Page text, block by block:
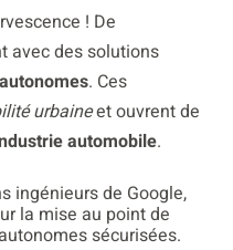
! De
avec des solutions
. Ces
urbaineet ouvrent de
automobile.
ingénieurs de Google,
la mise au point de
sécurisées.